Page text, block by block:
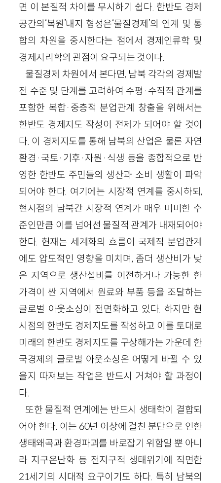
면 이 본질적 차이를 무시하기 쉽다. 한반도 경제
공간의‘복원’내지 형성은‘물질경제’의 연계 및 통
합의 차원을 중시한다는 점에서 경제인류학 및
경제지리학의 관점이 요구되는 것이다.
물질경제 차원에서 본다면, 남북 각각의 경제발
전 수준 및 단계를 고려하여 수평·수직적 관계를
포함한 복합·중층적 분업관계 창출을 위해서는
한반도 경제지도 작성이 전제가 되어야 할 것이
다. 이 경제지도를 통해 남북의 산업은 물론 자연
환경·국토·기후·자원·식생 등을 종합적으로 반
영한 한반도 주민들의 생산과 소비 생활이 파악
되어야 한다. 여기에는 시장적 연계를 중시하되,
현시점의 남북간 시장적 연계가 매우 미미한 수
준인만큼 이를 넘어선 물질적 관계가 내재되어야
한다. 현재는 세계화의 흐름이 국제적 분업관계
에도 압도적인 영향을 미치며, 좀더 생산비가 낮
은 지역으로 생산설비를 이전하거나 가능한 한
가격이 싼 지역에서 원료와 부품 등을 조달하는
글로벌 아웃소싱이 전면화하고 있다. 하지만 현
시점의 한반도 경제지도를 작성하고 이를 토대로
미래의 한반도 경제지도를 구상해가는 가운데 한
국경제의 글로벌 아웃소싱은 어떻게 바뀔 수 있
을지 따져보는 작업은 반드시 거쳐야 할 과정이
다.
또한 물질적 연계에는 반드시 생태학이 결합되
어야 한다. 이는 60년 이상에 걸친 분단으로 인한
생태왜곡과 환경파괴를 바로잡기 위함일 뿐 아니
라 지구온난화 등 전지구적 생태위기에 직면한
21세기의 시대적 요구이기도 하다. 특히 남북의